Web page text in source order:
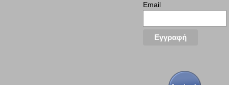
Email